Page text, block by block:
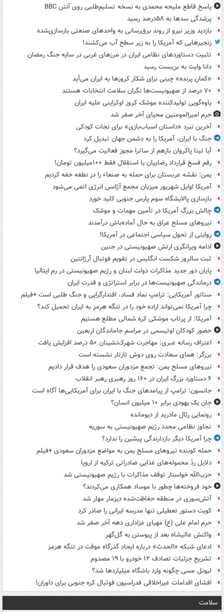
پاسخ قاطع ملیحه محمدی به نسخه تسلیم‌طلبی روی آنتن BBC
پرشدگی سدها به ۵۸درصد رسید
بازدید وزیر نیرو از روند برق‌رسانی به واحدهای صنعتی بازسازی‌شده
زنجیرهایی که آمریکا را به زیر سطح آب می‌کشند!
تثبیت دستاوردهای نظامی ایران در مرزهای غربی در سایه جنگ رمضان
دانا وایت به بن‌بست رسید
«کمانِ پرنده» چینی برای شکار کروزها به ایران می‌آید
۷۰ درصد از صهیونیست‌ها نگران سلامت انتخابات هستند
یاوه‌گویی تولیدکننده موشک کروز اوکراینی علیه ایران
حرم امیرالمومنین محیای آخر صفر شد
آخرین نبرد «داستان اسباب‌بازی» برای نجات کودکی
جنگ با ایران، آمریکا را به دشمن جهان تبدیل کرد
آیا تینا پاکروان بازهم از ساترا مجوز فعالیت می‌گیرد؟
رقم فسخ قرارداد رضاییان با استقلال فقط ۱۰۰میلیون تومان!
یمن: نقشه عربستان برای حمله به صنعاء را در نطفه خفه کردیم
آمریکا اوایل شهریور میزبان مجمع آژانس انرژی اتمی می‌شود
بازسازی پالایشگاه سوم پارس جنوبی کلید خورد
چالش بزرگ آمریکا در تأمین مهمات و موشک
نیروهای مسلح عراق به حال آماده‌باش درآمدند
روایتی از تحول سیاسی اجتماعی در آمریکا!
ادامه ویرانگری ارتش صهیونیستی در جنین
ثبت سالروز شکست انگلیس در تقویم فوتبال آرژانتین
پایان دور جدید مذاکرات دولت لبنان و رژیم صهیونیستی در رم ایتالیا
درماندگی صهیونیست‌ها در برابر استراتژی و قدرت ایران
سناتور آمریکایی: ترامپ نماد فساد، اقتدارگرایی و جنگ طلبی است +فیلم
چرا آمریکا نمی‌تواند اراده خود را در تنگه هرمز به ایران تحمیل کند؟
آمریکا: از پرتاب موشکی کره شمالی مطلع هستیم
حضور کودکان اوتیسمی در مراسم جاماندگان اربعین
اعتراف رسانه عبری: مهاجرت شهرک‌نشینان ۵۰ درصد افزایش یافت
برزگر: همای سعادت روی دوش تارتار نشسته است
نیروهای مسلح یمن: تجمع مزدوران سعودی را هدف قرار دادیم
۶ دستاورد بزرگ ایران در ۱۶۰ روز رهبری رهبر انقلاب
جانسون: ترامپ از پیامدهای جنگ با ایران برای آمریکایی‌ها آگاه است
جان یک یهودی برابر ۱۰ میلیون انسان؟
رونمایی رئال مادرید از دیومانده
تجاوز نظامی مجدد رژیم صهیونیستی به سوریه
چرا آمریکا دیگر بازدارندگی پیشین را ندارد؟
حمله کوبنده نیروهای مسلح یمن به مواضع مزدوران سعودی +فیلم
دلایل ردّ محموله‌های غذایی صادراتی ترکیه از اروپا
حزب‌الله خواستار توقف مذاکرات با رژیم صهیونیستی شد
خود فروخته‌ها چطور با موساد همکاری می‌کردند؟
آتش‌سوزی در منطقه حفاظت‌شده دیزمار مهار شد
کویت دستور تعطیلی تنها مدرسه ایرانی را صادر کرد
حرم امام علی (ع) مهیای عزاداری دهه آخر صفر شد
واکنش عالیشاه بعد از پیوستن به گل‌گهر
ادعای شبکه «الحدث» درباره ایجاد گذرگاه موقت در تنگه هرمز
تشریح جزئیات تصادف ۱۲ خودرو با ۱۹ مصدوم
لیونل مسی چگونه وارد باشگاه میلیاردها شد؟
افشای اقدامات غیراخلاقی فدراسیون فوتبال کره جنوبی برای داوران!
سلامت